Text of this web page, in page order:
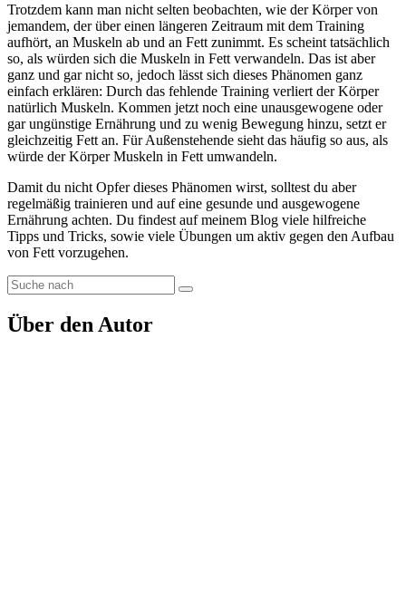
Trotzdem kann man nicht selten beobachten, wie der Körper von
jemandem, der über einen längeren Zeitraum mit dem Training
aufhört, an Muskeln ab und an Fett zunimmt. Es scheint tatsächlich
so, als würden sich die Muskeln in Fett verwandeln. Das ist aber
ganz und gar nicht so, jedoch lässt sich dieses Phänomen ganz
einfach erklären: Durch das fehlende Training verliert der Körper
natürlich Muskeln. Kommen jetzt noch eine unausgewogene oder
gar ungünstige Ernährung und zu wenig Bewegung hinzu, setzt er
gleichzeitig Fett an. Für Außenstehende sieht das häufig so aus, als
würde der Körper Muskeln in Fett umwandeln.
Damit du nicht Opfer dieses Phänomen wirst, solltest du aber
regelmäßig trainieren und auf eine gesunde und ausgewogene
Ernährung achten. Du findest auf meinem Blog viele hilfreiche
Tipps und Tricks, sowie viele Übungen um aktiv gegen den Aufbau
von Fett vorzugehen.
Über den Autor